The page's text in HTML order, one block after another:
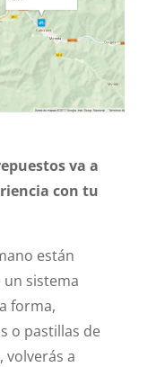
va a
con tu
están
sistema
forma,
o pastillas de
volverás a